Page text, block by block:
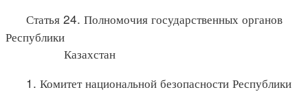
Статья 24. Полномочия государственных органов
Республики
Казахстан
1. Комитет национальной безопасности Республики